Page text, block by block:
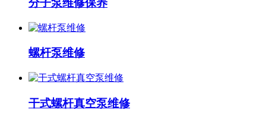
分子泵维修保养
螺杆泵维修
干式螺杆真空泵维修